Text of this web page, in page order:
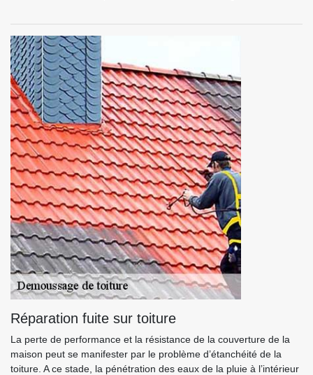
Réparation fuite sur toiture
La perte de performance et la résistance de la couverture de la
maison peut se manifester par le problème d’étanchéité de la
toiture. A ce stade, la pénétration des eaux de la pluie à l’intérieur